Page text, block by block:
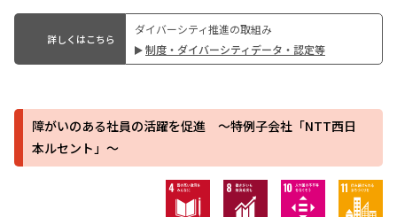
詳しくはこちら
ダイバーシティ推進の取組み
制度・ダイバーシティデータ・認定等
障がいのある社員の活躍を促進 ～特例子会社「NTT西日
本ルセント」～